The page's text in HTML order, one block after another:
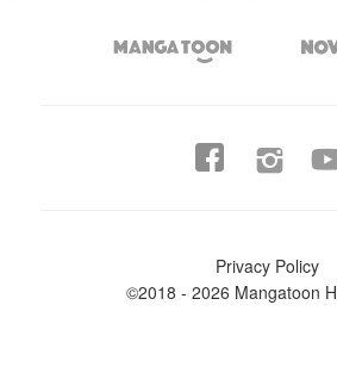


Privacy Policy
©2018 - 2026 Mangatoon